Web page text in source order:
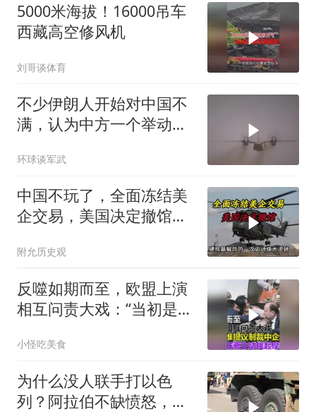
5000米海拔！16000吊车
西藏高空修风机
刘哥谈体育
不少伊朗人开始对中国不
满，认为中方一个举动，
环球谈军武
中国不玩了，全面冻结美
企交易，美国决定撤馆，
附允历史观
反噬如期而至，欧盟上演
相互问责大戏：“当初是谁
小怪吃美食
为什么没人联手打以色
列？阿拉伯不缺愤怒，缺